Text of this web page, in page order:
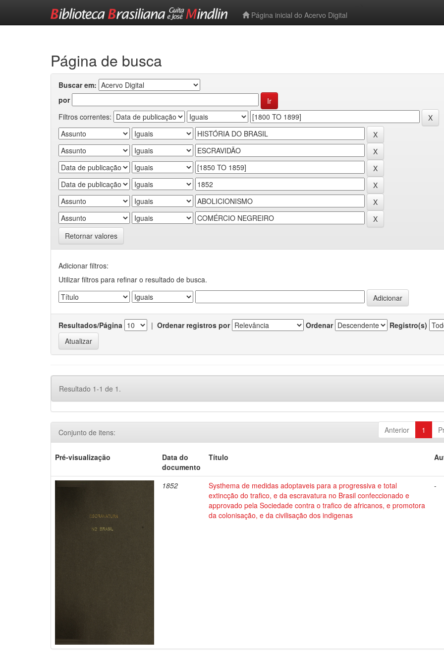
Página inicial do Acervo Digital
Página de busca
Buscar em:
por
Filtros correntes:
Retornar valores
Adicionar filtros:
Utilizar filtros para refinar o resultado de busca.
Resultados/Página | Ordenar registros por Ordenar Registro(s)
Resultado 1-1 de 1.
Anterior 1
Conjunto de itens:
Pré-visualização
Data do
documento
Título
1852
Systhema de medidas adoptaveis para a progressiva e total
extincção do trafico, e da escravatura no Brasil confeccionado e
approvado pela Sociedade contra o trafico de africanos, e promotora
da colonisação, e da civilisação dos indigenas
-